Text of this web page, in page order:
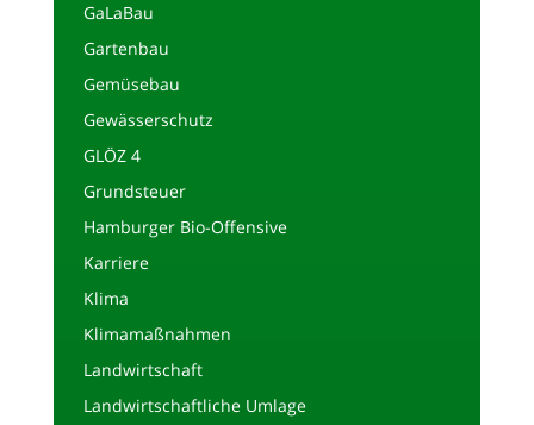
GaLaBau
Gartenbau
Gemüsebau
Gewässerschutz
GLÖZ 4
Grundsteuer
Hamburger Bio-Offensive
Karriere
Klima
Klimamaßnahmen
Landwirtschaft
Landwirtschaftliche Umlage